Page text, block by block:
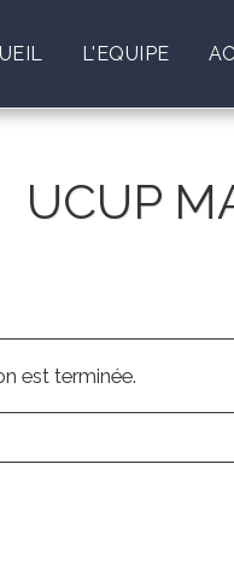
L'EQUIPE
UCUP
est terminée.